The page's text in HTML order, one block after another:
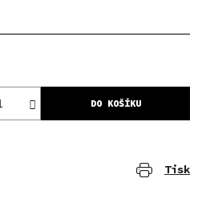
DO KOŠÍKU
Tisk